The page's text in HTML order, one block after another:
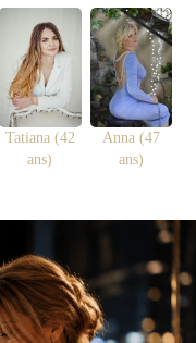
Tatiana (42
ans)
Anna (47
ans)